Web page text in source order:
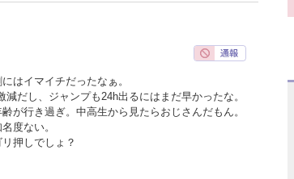
はイマイチだったなぁ。
だし、ジャンプも24h出るにはまだ早かったな。
が行き過ぎ。中高生から見たらおじさんだもん。
度ない。
押しでしょ？